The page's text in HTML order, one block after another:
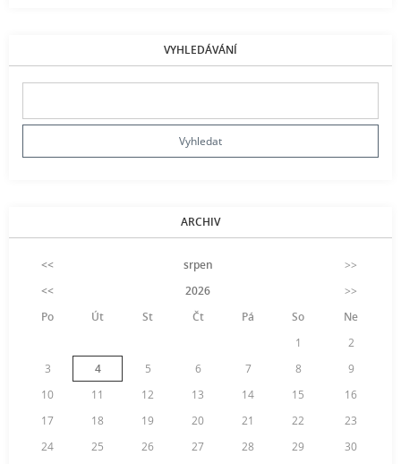
VYHLEDÁVÁNÍ
ARCHIV
<< srpen
>>
<<
2026
>>
Po
Út St Čt Pá So
Ne
1
2
3
4 5 6 7 8
9
10
11 12 13 14 15
16
17
18 19 20 21 22
23
24
25 26 27 28 29
30